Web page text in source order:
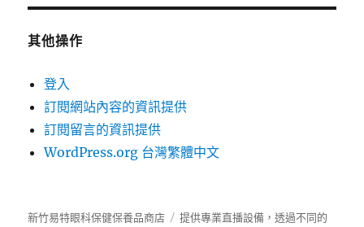
其他操作
登入
訂閱網站內容的資訊提供
訂閱留言的資訊提供
WordPress.org 台灣繁體中文
新竹易特眼科保健保養品商店 提供專業直播設備，透過不同的